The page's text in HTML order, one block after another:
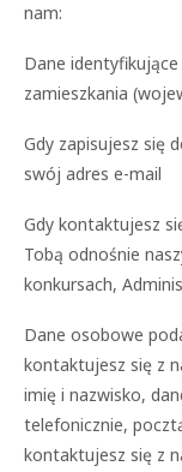
nam:
Dane
zamieszkania
Gdy zapisujesz się
swój adres e-mail
Gdy kontaktujesz
Tobą odnośnie
konkursach,
Dane osobowe
kontaktujesz się z
imię i nazwisko,
telefonicznie,
kontaktujesz się z